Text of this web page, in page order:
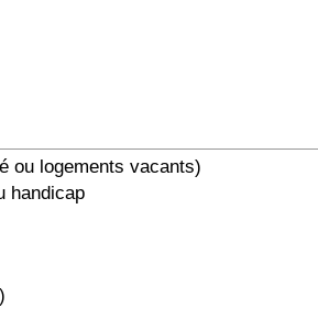
ou logements vacants)
handicap